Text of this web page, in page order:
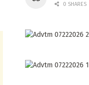
0 SHARES